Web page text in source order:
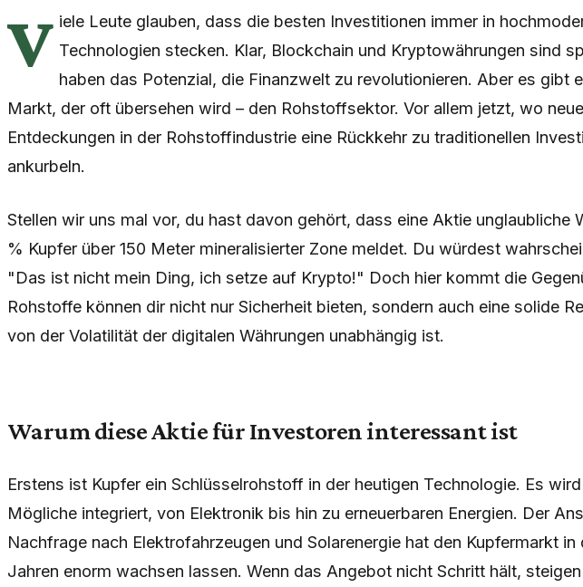
V iele Leute glauben, dass die besten Investitionen immer in
Technologien stecken. Klar, Blockchain und Kryptowährungen sind
haben das Potenzial, die Finanzwelt zu revolutionieren. Aber es gibt
Markt, der oft übersehen wird – den Rohstoffsektor. Vor allem jetzt, wo neue
Entdeckungen in der Rohstoffindustrie eine Rückkehr zu traditionellen
ankurbeln.
Stellen wir uns mal vor, du hast davon gehört, dass eine Aktie unglaubliche
% Kupfer über 150 Meter mineralisierter Zone meldet. Du würdest
"Das ist nicht mein Ding, ich setze auf Krypto!" Doch hier kommt die
Rohstoffe können dir nicht nur Sicherheit bieten, sondern auch eine solide
von der Volatilität der digitalen Währungen unabhängig ist.
Warum diese Aktie für Investoren interessant ist
Erstens ist Kupfer ein Schlüsselrohstoff in der heutigen Technologie. Es
Mögliche integriert, von Elektronik bis hin zu erneuerbaren Energien. Der
Nachfrage nach Elektrofahrzeugen und Solarenergie hat den Kupfermarkt in
Jahren enorm wachsen lassen. Wenn das Angebot nicht Schritt hält,